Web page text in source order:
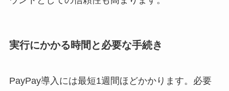
実行にかかる時間と必要な手続き
PayPay導入には最短1週間ほどかかります。必要